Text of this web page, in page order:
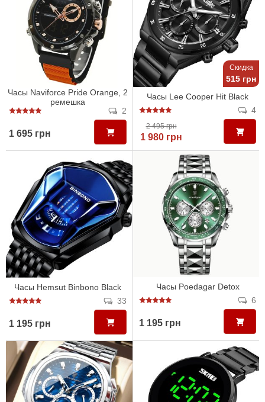
Часы Naviforce Pride Orange, 2
ремешка
2
1 695 грн
Скидка
515 грн
Часы Lee Cooper Hit Black
4
2 495 грн
1 980 грн
Часы Hemsut Binbono Black
33
1 195 грн
Часы Poedagar Detox
6
1 195 грн